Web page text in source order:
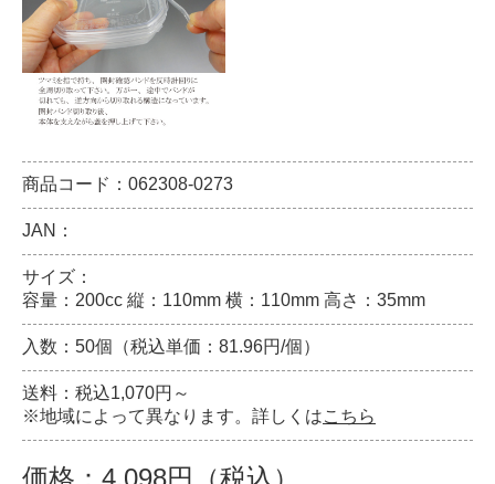
商品コード：062308-0273
JAN：
サイズ：
容量：200cc 縦：110mm 横：110mm 高さ：35mm
入数：50個（税込単価：81.96円/個）
送料：税込1,070円～
※地域によって異なります。詳しくはこちら
価格：4,098円（税込）